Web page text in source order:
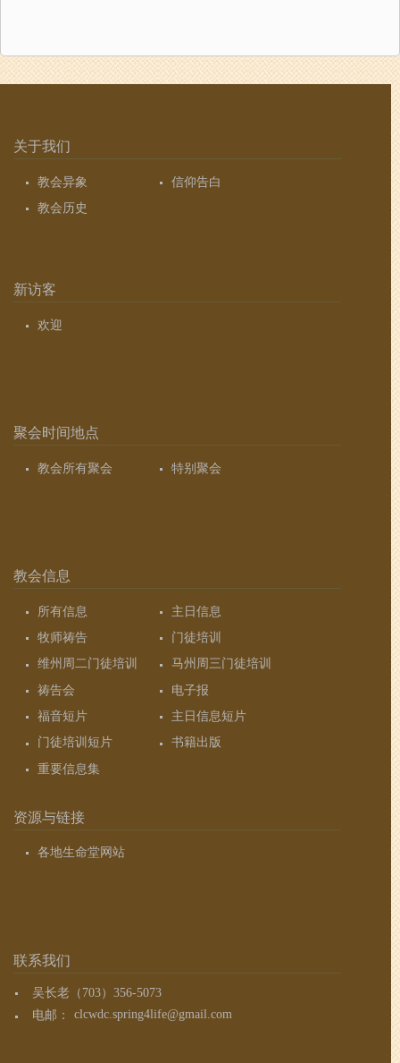
关于我们
教会异象
信仰告白
教会历史
新访客
欢迎
聚会时间地点
教会所有聚会 特别聚会
教会信息
所有信息
主日信息
牧师祷告
门徒培训
维州周二门徒培训
马州周三门徒培训
祷告会
电子报
福音短片
主日信息短片
门徒培训短片
书籍出版
重要信息集
资源与链接
各地生命堂网站
联系我们
吴长老（703）356-5073
电邮：
clcwdc.spring4life@gmail.com